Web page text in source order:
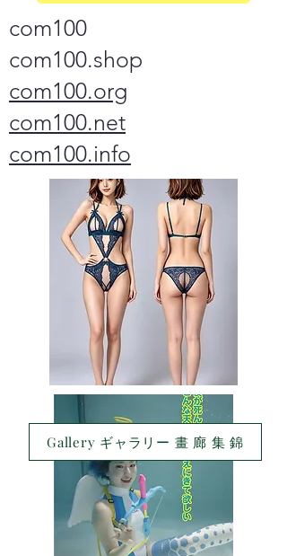
com100
com100.shop
com100.org
com100.net
com100.info
Gallery ギャラリー 畫 廊 集 錦